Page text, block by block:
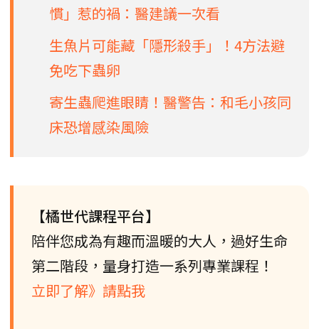
慣」惹的禍：醫建議一次看
生魚片可能藏「隱形殺手」！4方法避
免吃下蟲卵
寄生蟲爬進眼睛！醫警告：和毛小孩同
床恐增感染風險
【橘世代課程平台】
陪伴您成為有趣而溫暖的大人，過好生命
第二階段，量身打造一系列專業課程！
立即了解》請點我